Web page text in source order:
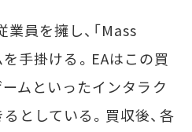
員を擁し、「Mass
手掛ける。EAはこの買
ムといったインタラク
としている。買収後、各